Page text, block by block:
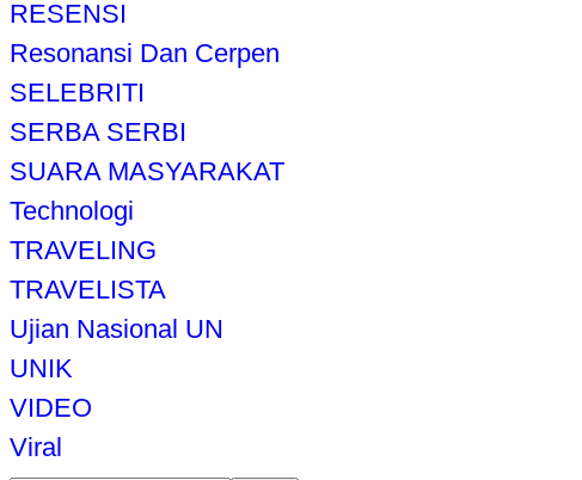
RESENSI
Resonansi Dan Cerpen
SELEBRITI
SERBA SERBI
SUARA MASYARAKAT
Technologi
TRAVELING
TRAVELISTA
Ujian Nasional UN
UNIK
VIDEO
Viral